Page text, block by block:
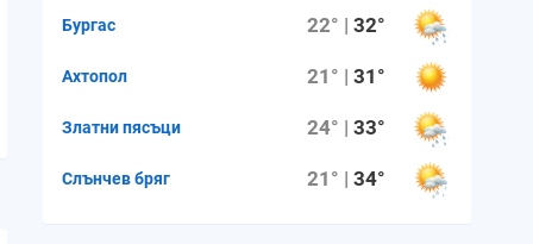
Бургас 22° |32°
Ахтопол 21° |31°
Златни пясъци 24° |33°
Слънчев бряг 21° |34°